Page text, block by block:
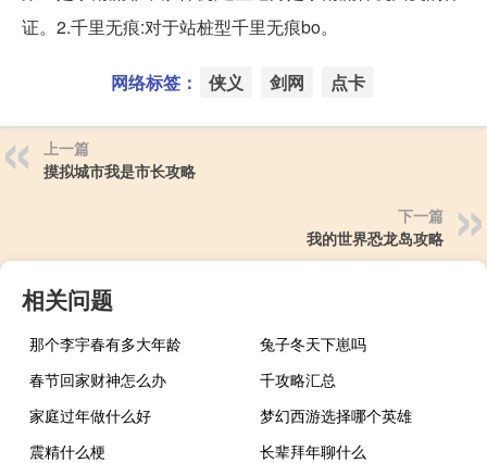
证。2.千里无痕:对于站桩型千里无痕bo。
网络标签： 侠义 剑网 点卡
上一篇
摸拟城市我是市长攻略
下一篇
我的世界恐龙岛攻略
相关问题
那个李宇春有多大年龄
兔子冬天下崽吗
春节回家财神怎么办
千攻略汇总
家庭过年做什么好
梦幻西游选择哪个英雄
震精什么梗
长辈拜年聊什么